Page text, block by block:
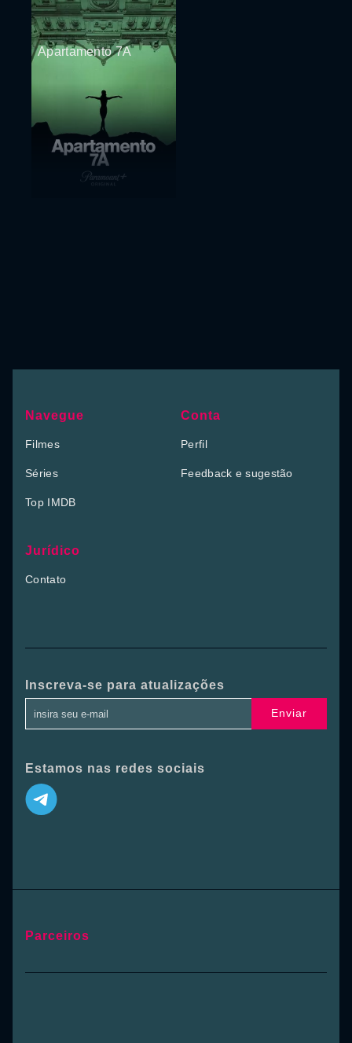
Apartamento 7A
Navegue
Filmes
Séries
Top IMDB
Conta
Perfil
Feedback e sugestão
Jurídico
Contato
Inscreva-se para atualizações
Enviar
Estamos nas redes sociais
Parceiros